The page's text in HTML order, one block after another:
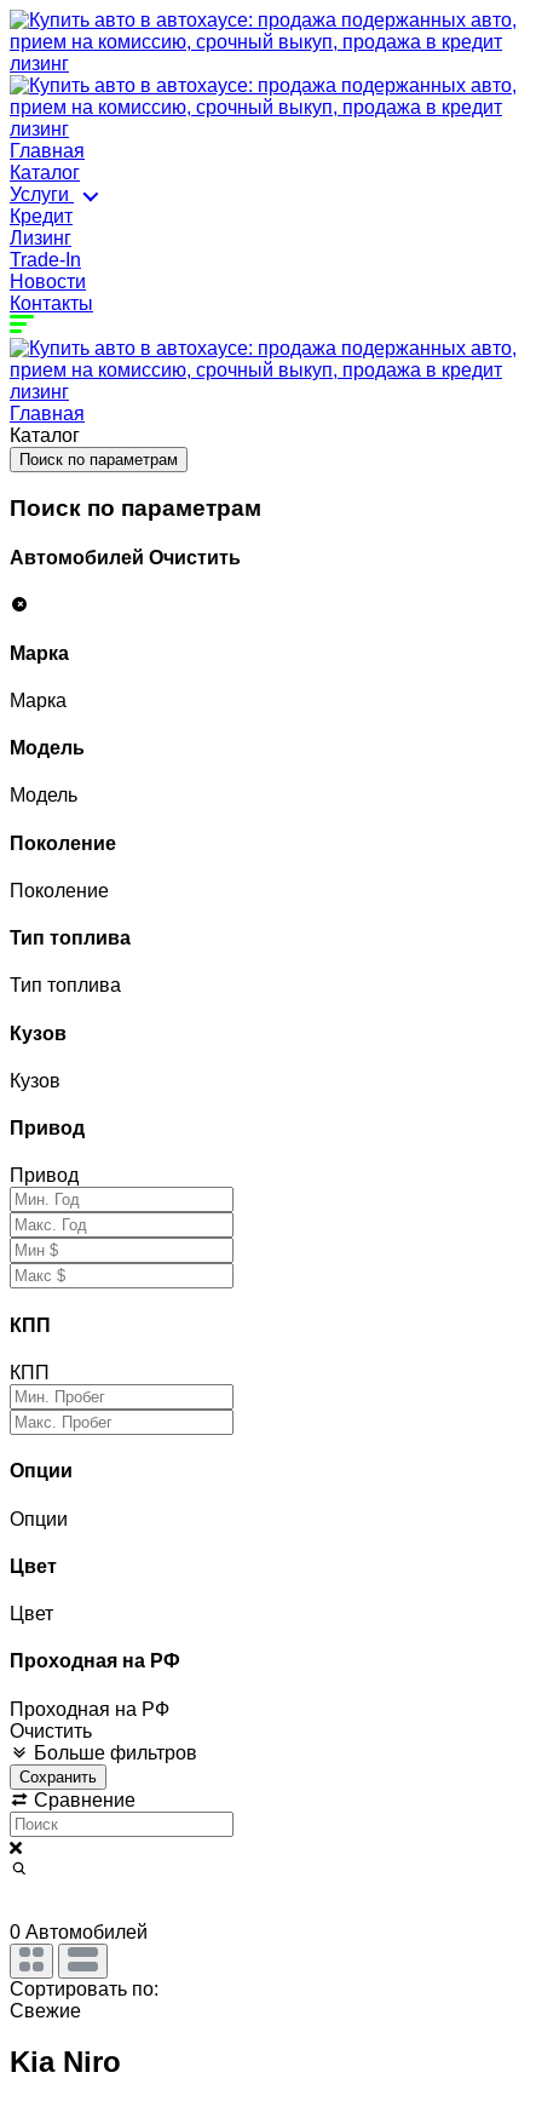
Главная
Каталог
Услуги
Кредит
Лизинг
Trade-In
Новости
Контакты
Главная
Каталог
Поиск по параметрам
Поиск по параметрам
Автомобилей Очистить
Марка
Марка
Модель
Модель
Поколение
Поколение
Тип топлива
Тип топлива
Кузов
Кузов
Привод
Привод
КПП
КПП
Опции
Опции
Цвет
Цвет
Проходная на РФ
Проходная на РФ
Очистить
Больше фильтров
Сохранить
Сравнение
0 Автомобилей
Сортировать по:
Свежие
Kia Niro